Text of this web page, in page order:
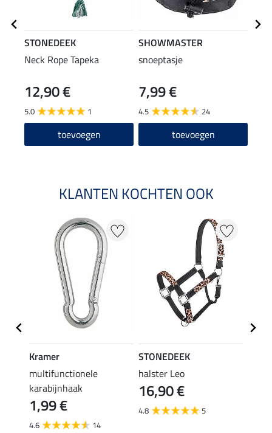
STONEDEEK
Neck Rope Tapeka
12,90 €
5.0 1
toevoegen
SHOWMASTER
snoeptasje
7,99 €
4.5 24
toevoegen
KLANTEN KOCHTEN OOK
Kramer
multifunctionele
karabijnhaak
1,99 €
4.6 14
STONEDEEK
halster Leo
16,90 €
4.8 5